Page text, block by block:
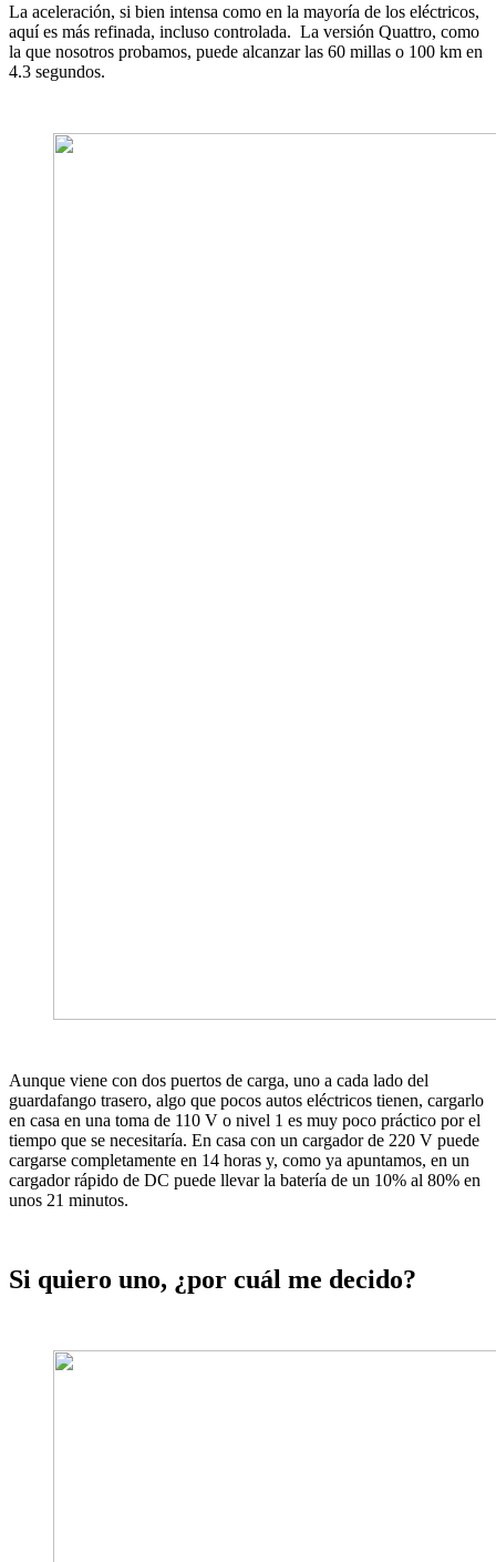
La aceleración, si bien intensa como en la mayoría de los eléctricos,
aquí es más refinada, incluso controlada. La versión Quattro, como
la que nosotros probamos, puede alcanzar las 60 millas o 100 km en
4.3 segundos.
Aunque viene con dos puertos de carga, uno a cada lado del
guardafango trasero, algo que pocos autos eléctricos tienen, cargarlo
en casa en una toma de 110 V o nivel 1 es muy poco práctico por el
tiempo que se necesitaría. En casa con un cargador de 220 V puede
cargarse completamente en 14 horas y, como ya apuntamos, en un
cargador rápido de DC puede llevar la batería de un 10% al 80% en
unos 21 minutos.
Si quiero uno, ¿por cuál me decido?